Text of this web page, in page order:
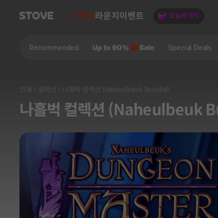
스토어 라운지 이벤트
Recommended Special Deals
전체 컬렉션 나흘벅 컬렉션 (Naheulbeuk Bundle)
나흘벅 컬렉션 (Naheulbeuk